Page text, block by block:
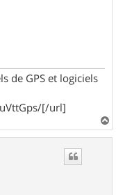
de GPS et logiciels
[/url]
a